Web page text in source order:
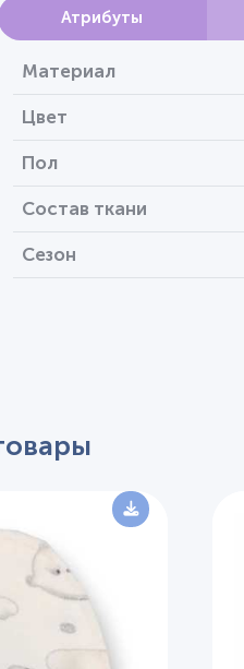
Атрибуты
Материал
Цвет
Пол
Состав ткани
Сезон